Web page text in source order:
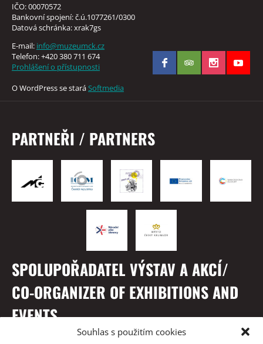
Souhlas s použitím cookies
IČO: 00070572
Bankovní spojení: č.ú.1077261/0300
Datová schránka: xrak7gs
E-mail: info@muzeumck.cz
Telefon: +420 380 711 674
Prohlášení o přístupnosti
O WordPress se staráSoftmedia
PARTNEŘI / PARTNERS
SPOLUPOŘADATEL VÝSTAV A AKCÍ/
CO-ORGANIZER OF EXHIBITIONS AND
EVENTS